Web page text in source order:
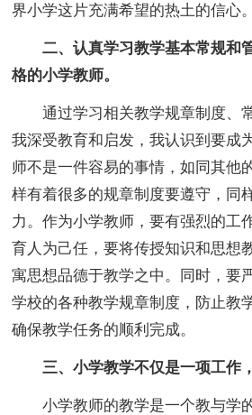
界小学这片充满希望的热土的信心。
二、认真学习教学基本常规和
格的小学教师。
通过学习相关教学规章制度、
我深受教育和启发，我认识到要成
师不是一件容易的事情，如同其他
样有着很多的规章制度要遵守，同
力。作为小学教师，要有强烈的工
育人为己任，要将传授知识和思想
寓思想品德于教学之中。同时，要
学校的各种教学规章制度，防止教
确保教学任务的顺利完成。
三、小学教学不仅是一项工作
小学教师的教学是一个教与学